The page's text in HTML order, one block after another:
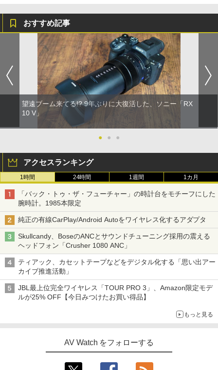
おすすめ記事
望遠ブーム来てる!? 9年ぶりに大復活した、ソニー「RX
10 V」
● ● ●
アクセスランキング
1時間 24時間 1週間 1カ月
「バック・トゥ・ザ・フューチャー」の時計台をモチーフにした
腕時計。1985本限定
純正の有線CarPlay/Android Autoをワイヤレス化するアダプタ
Skullcandy、BoseのANCとサウンドチューニング採用の震える
ヘッドフォン「Crusher 1080 ANC」
ティアック、カセットテープなどをデジタル化する「思い出アー
カイブ推進活動」
JBL最上位完全ワイヤレス「TOUR PRO 3」、Amazon限定モデ
ルが25% OFF【今日みつけたお買い得品】
もっと見る
AV Watch をフォローする